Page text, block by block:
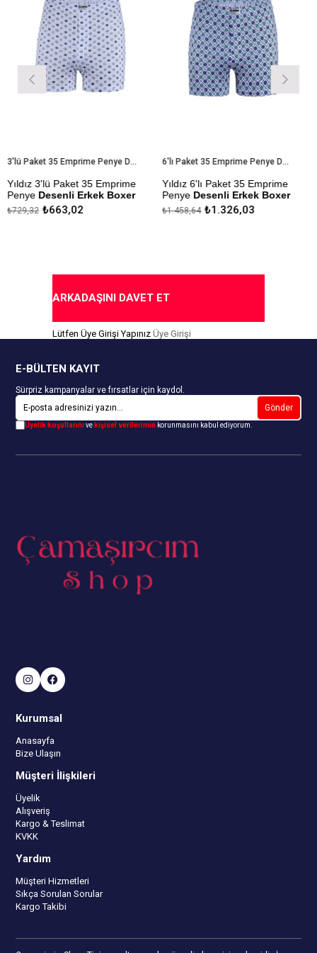
3'lü Paket 35 Emprime Penye Desenli Erkek Boxer
3'lü Paket 35 Emprime
Desenli Erkek Boxer
Kumaştan Üretilmiştir.
Ödeme Seçeneği
₺663,02
6'lı Paket 35 Emprime Penye Desenli Erkek Boxer
Yıldız 6'lı Paket 35 Emprime
Penye Desenli Erkek Boxer
Modal Kumaştan Üretilmiştir.
Kapıda Ödeme Seçeneği
₺1.326,03
₺1.458,64
Erkek
ARKADAŞINI DAVET ET
Lütfen Üye Girişi Yapınız Üye Girişi
E-BÜLTEN KAYIT
Sürpriz kampanyalar ve fırsatlar için kaydol.
Gönder
Üyelik koşullarınıve kişisel verilerimin korunmasını kabul ediyorum.
Kurumsal
Anasayfa
Bize Ulaşın
Müşteri İlişkileri
Üyelik
Alışveriş
Kargo & Teslimat
KVKK
Yardım
Müşteri Hizmetleri
Sıkça Sorulan Sorular
Kargo Takibi